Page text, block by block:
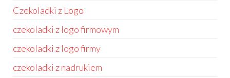
Czekoladki z Logo
czekoladki z logo firmowym
czekoladki z logo firmy
czekoladki z nadrukiem